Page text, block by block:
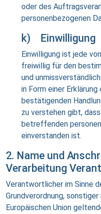
oder des
personenbezogenen
k) Einwilligung
Einwilligung ist jede
freiwillig für den
und
in Form einer
bestätigenden
zu verstehen gibt,
betreffenden
einverstanden ist.
2. Name und
Verarbeitung
Verantwortlicher im Sinne
Grundverordnung,
Europäischen Union